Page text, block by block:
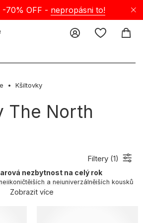
-70% OFF - nepropásni to!
Kšiltovky
The North
Filtery (1)
nezbytnost na celý rok
a nejuniverzálnějších kousků
sahá ke sportovním arénám, ale
Zobrazit více